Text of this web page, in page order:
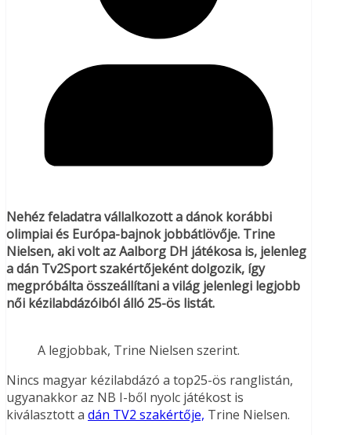
Nehéz feladatra vállalkozott a dánok korábbi
olimpiai és Európa-bajnok jobbátlövője. Trine
Nielsen, aki volt az Aalborg DH játékosa is, jelenleg
a dán Tv2Sport szakértőjeként dolgozik, így
megpróbálta összeállítani a világ jelenlegi legjobb
női kézilabdázóiból álló 25-ös listát.
A legjobbak, Trine Nielsen szerint.
Nincs magyar kézilabdázó a top25-ös ranglistán,
ugyanakkor az NB I-ből nyolc játékost is
kiválasztott a dán TV2 szakértője, Trine Nielsen.